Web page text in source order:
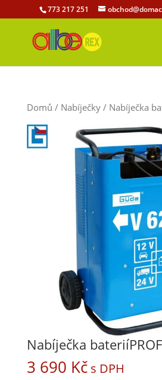
773 217 251
Domů / Nabíječky/ Nabíječka
Nabíječka
3 690 Kč s DPH